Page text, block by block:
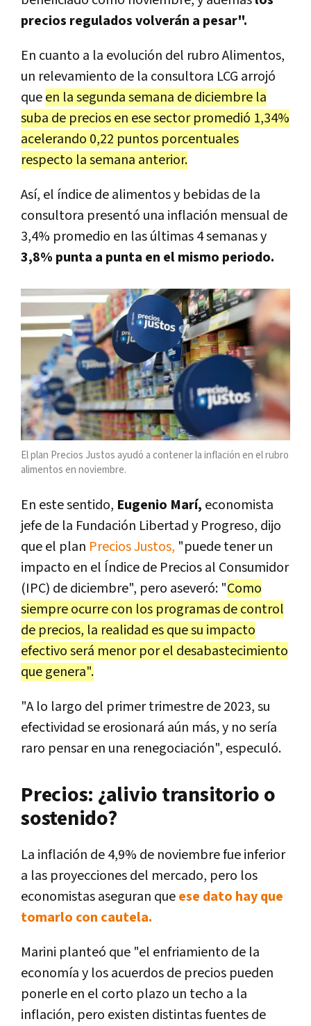
precios regulados volverán a pesar".
En cuanto a la evolución del rubro Alimentos,
un relevamiento de la consultora LCG arrojó
queen la segunda semana de diciembre la
suba de precios en ese sector promedió 1,34%
acelerando 0,22 puntos porcentuales
respecto la semana anterior.
Así, el índice de alimentos y bebidas de la
consultora presentó una inflación mensual de
3,4% promedio en las últimas 4 semanas y
3,8% punta a punta en el mismo periodo.
El plan Precios Justos ayudó a contener la inflación en el rubro
alimentos en noviembre.
En este sentido, Eugenio Marí, economista
jefe de la Fundación Libertad y Progreso, dijo
que el plan Precios Justos, "puede tener un
impacto en el Índice de Precios al Consumidor
(IPC) de diciembre", pero aseveró: "Como
siempre ocurre con los programas de control
de precios, la realidad es que su impacto
efectivo será menor por el desabastecimiento
que genera".
"A lo largo del primer trimestre de 2023, su
efectividad se erosionará aún más, y no sería
raro pensar en una renegociación", especuló.
Precios: ¿alivio transitorio o
sostenido?
La inflación de 4,9% de noviembre fue inferior
a las proyecciones del mercado, pero los
economistas aseguran queese dato hay que
tomarlo con cautela.
Marini planteó que "el enfriamiento de la
economía y los acuerdos de precios pueden
ponerle en el corto plazo un techo a la
inflación, pero existen distintas fuentes de